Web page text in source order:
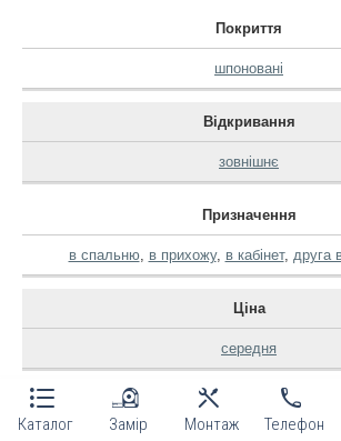
Каталог Замір Монтаж Телефон
Покриття
шпоновані
Відкривання
зовнішнє
Призначення
в спальню, в прихожу, в кабінет, друга
Ціна
середня
Виробник